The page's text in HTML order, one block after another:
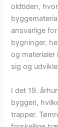
oldtiden,
ansvarlige
bygninger,
og
sig og
I det 19.
byggeri,
trapper.